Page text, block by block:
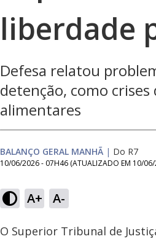
liberdade
Defesa relatou
detenção, como
alimentares
BALANÇO GERAL MANHÃ | Do R7
10/06/2026 - 07H46 (ATUALIZADO EM 10/
A+ A-
Ativar
Som
14.81%
O Superior Tribunal de